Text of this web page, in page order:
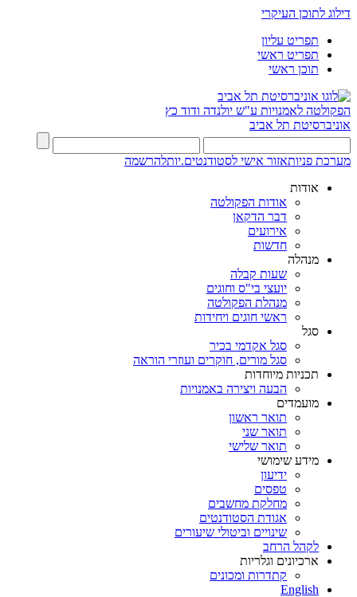
דילוג לתוכן העיקרי
תפריט עליון
תפריט ראשי
תוכן ראשי
הפקולטה לאמנויות ע"ש יולנדה ודוד כץ
אוניברסיטת תל אביב
מערכת פניותאזור אישי לסטודנטים.יותלהרשמה
אודות
אודות הפקולטה
דבר הדקאן
אירועים
חדשות
מנהלה
שעות קבלה
יועצי בי"ס וחוגים
מנהלת הפקולטה
ראשי חוגים ויחידות
סגל
סגל אקדמי בכיר
סגל מורים, חוקרים ועוזרי הוראה
תכניות מיוחדות
הבעה ויצירה באמנויות
מועמדים
תואר ראשון
תואר שני
תואר שלישי
מידע שימושי
ידיעון
טפסים
מחלקת מחשבים
אגודת הסטודנטים
שינויים וביטולי שיעורים
לקהל הרחב
ארכיונים וגלריות
קתדרות ומכונים
English